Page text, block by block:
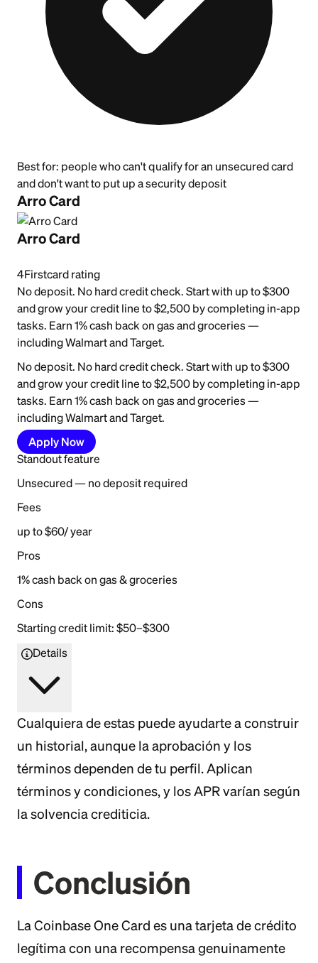
Best for: people who can't qualify for an unsecured card
and don't want to put up a security deposit
Arro Card
Arro Card
4Firstcard rating
No deposit. No hard credit check. Start with up to $300
and grow your credit line to $2,500 by completing in-app
tasks. Earn 1% cash back on gas and groceries —
including Walmart and Target.
No deposit. No hard credit check. Start with up to $300
and grow your credit line to $2,500 by completing in-app
tasks. Earn 1% cash back on gas and groceries —
including Walmart and Target.
Apply Now
Standout feature
Unsecured — no deposit required
Fees
up to $60/ year
Pros
1% cash back on gas & groceries
Cons
Starting credit limit: $50–$300
Details
Cualquiera de estas puede ayudarte a construir
un historial, aunque la aprobación y los
términos dependen de tu perfil. Aplican
términos y condiciones, y los APR varían según
la solvencia crediticia.
Conclusión
La Coinbase One Card es una tarjeta de crédito
legítima con una recompensa genuinamente